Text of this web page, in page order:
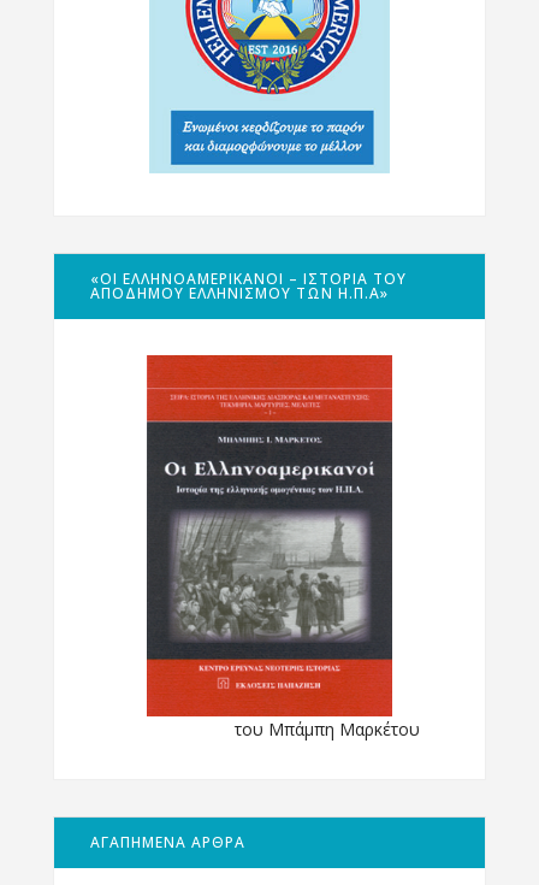
«ΟΙ ΕΛΛΗΝΟΑΜΕΡΙΚΑΝΟΊ – ΙΣΤΟΡΊΑ ΤΟΥ
ΑΠΌΔΗΜΟΥ ΕΛΛΗΝΙΣΜΟΎ ΤΩΝ Η.Π.Α»
του Μπάμπη Μαρκέτου
ΑΓΑΠΗΜΕΝΑ ΑΡΘΡΑ